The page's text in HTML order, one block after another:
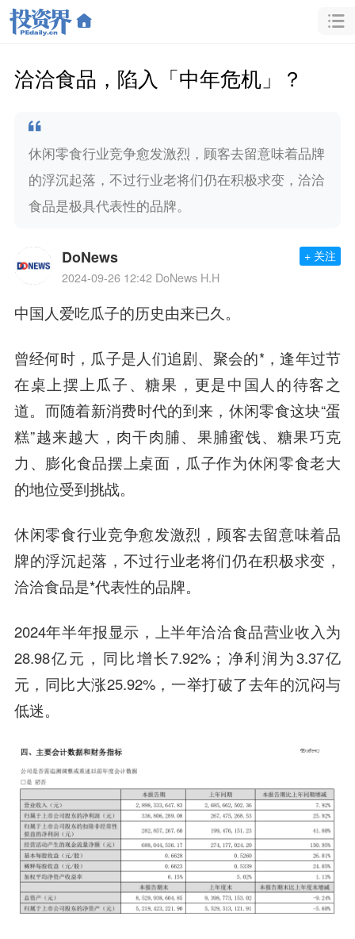
洽洽食品，陷入「中年危机」？
休闲零食行业竞争愈发激烈，顾客去留意味着品牌
的浮沉起落，不过行业老将们仍在积极求变，洽洽
食品是极具代表性的品牌。
DoNews
2024-09-26 12:42 DoNews H.H
+ 关注
中国人爱吃瓜子的历史由来已久。
曾经何时，瓜子是人们追剧、聚会的*，逢年过节
在桌上摆上瓜子、糖果，更是中国人的待客之
道。而随着新消费时代的到来，休闲零食这块“蛋
糕”越来越大，肉干肉脯、果脯蜜饯、糖果巧克
力、膨化食品摆上桌面，瓜子作为休闲零食老大
的地位受到挑战。
休闲零食行业竞争愈发激烈，顾客去留意味着品
牌的浮沉起落，不过行业老将们仍在积极求变，
洽洽食品是*代表性的品牌。
2024年半年报显示，上半年洽洽食品营业收入为
28.98亿元，同比增长7.92%；净利润为3.37亿
元，同比大涨25.92%，一举打破了去年的沉闷与
低迷。